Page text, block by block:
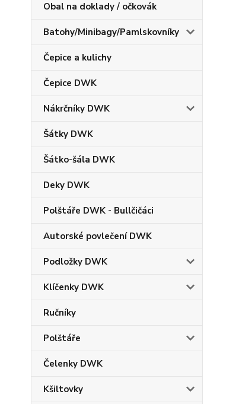
Obal na doklady / očkovák
Batohy/Minibagy/Pamlskovníky
Čepice a kulichy
Čepice DWK
Nákrčníky DWK
Šátky DWK
Šátko-šála DWK
Deky DWK
Polštáře DWK - Bullčičáci
Autorské povlečení DWK
Podložky DWK
Klíčenky DWK
Ručníky
Polštáře
Čelenky DWK
Kšiltovky